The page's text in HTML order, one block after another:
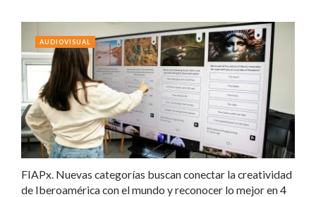
FIAPx. Nuevas categorías buscan conectar la creatividad
de Iberoamérica con el mundo y reconocer lo mejor en 4
AUDIOVISUAL